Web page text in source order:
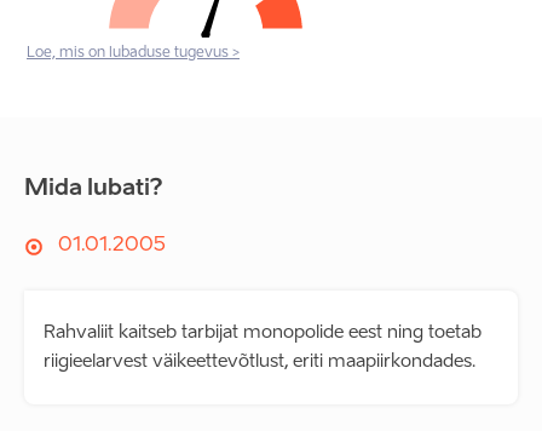
Loe, mis on lubaduse tugevus >
Mida lubati?
01.01.2005
Rahvaliit kaitseb tarbijat monopolide eest ning toetab
riigieelarvest väikeettevõtlust, eriti maapiirkondades.